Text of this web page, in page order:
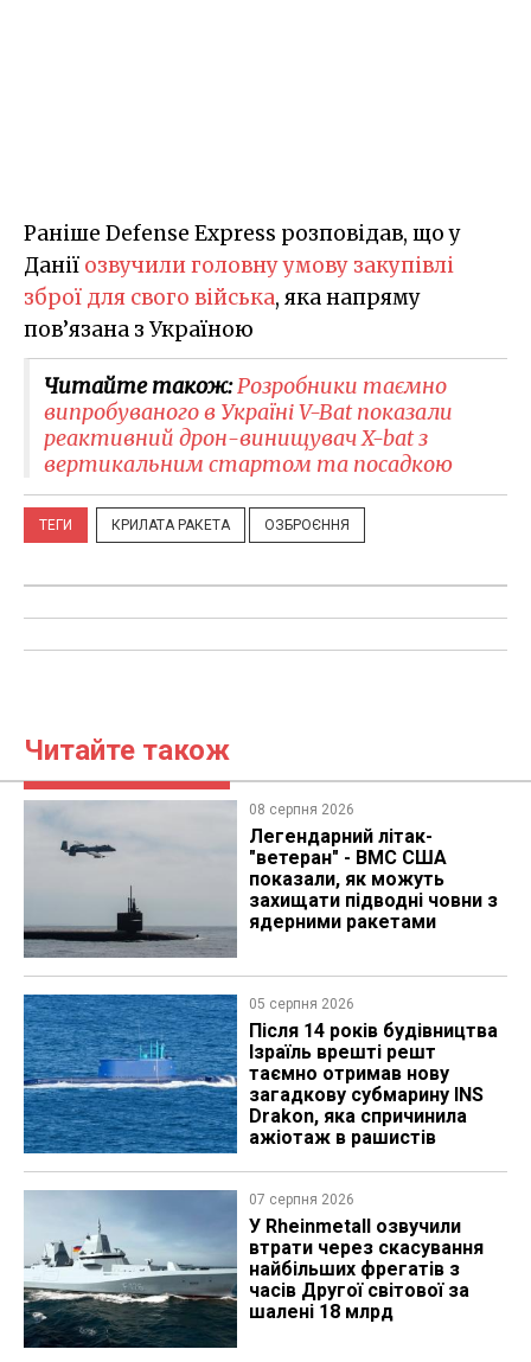
Раніше Defense Express розповідав, що у
Данії озвучили головну умову закупівлі
зброї для свого війська, яка напряму
пов’язана з Україною
Читайте також:Розробники таємно
випробуваного в Україні V-Bat показали
реактивний дрон-винищувач X-bat з
вертикальним стартом та посадкою
ТЕГИ КРИЛАТА РАКЕТА ОЗБРОЄННЯ
Читайте також
08 серпня 2026
Легендарний літак-
"ветеран" - ВМС США
показали, як можуть
захищати підводні човни з
ядерними ракетами
05 серпня 2026
Після 14 років будівництва
Ізраїль врешті решт
таємно отримав нову
загадкову субмарину INS
Drakon, яка спричинила
ажіотаж в рашистів
07 серпня 2026
У Rheinmetall озвучили
втрати через скасування
найбільших фрегатів з
часів Другої світової за
шалені 18 млрд